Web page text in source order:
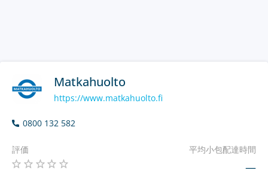
Matkahuolto
https://www.matkahuolto.fi
0800 132 582
評価 平均小包配達時間
—